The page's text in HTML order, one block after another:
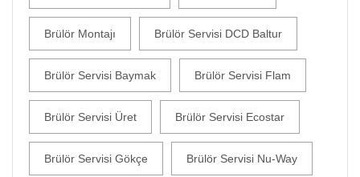
Brülör Montajı Brülör Servisi DCD Baltur
Brülör Servisi Baymak Brülör Servisi Flam
Brülör Servisi Üret Brülör Servisi Ecostar
Brülör Servisi Gökçe Brülör Servisi Nu-Way